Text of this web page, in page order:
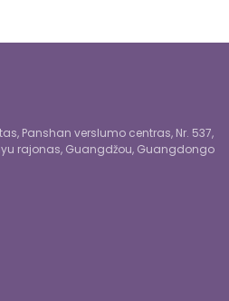
Panshan verslumo centras, Nr. 537,
rajonas, Guangdžou, Guangdongo